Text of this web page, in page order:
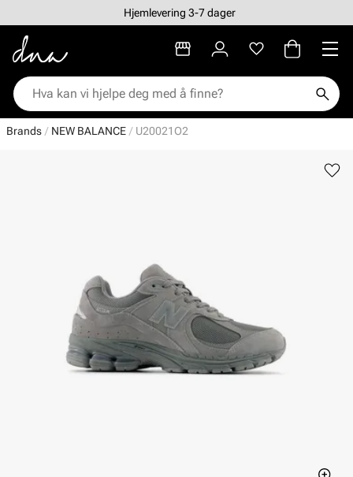
Hjemlevering 3-7 dager
Brands NEW BALANCE U20021O2